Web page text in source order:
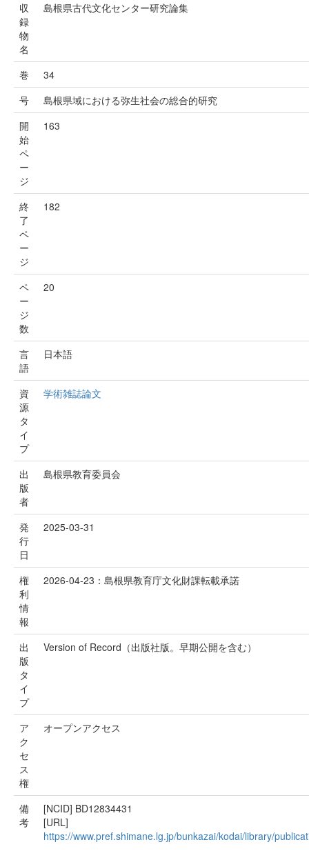
収
録
物
名
島根県古代文化センター研究論集
巻
34
号
島根県域における弥生社会の総合的研究
開
始
ペ
ー
ジ
163
終
了
ペ
ー
ジ
182
ペ
ー
ジ
数
20
言
語
日本語
資
源
タ
イ
プ
学術雑誌論文
出
版
者
島根県教育委員会
発
行
日
2025-03-31
権
利
情
報
2026-04-23：島根県教育庁文化財課転載承諾
出
版
タ
イ
プ
Version of Record（出版社版。早期公開を含む）
ア
ク
セ
ス
権
オープンアクセス
備
考
[NCID] BD12834431
[URL]
https://www.pref.shimane.lg.jp/bunkazai/kodai/library/